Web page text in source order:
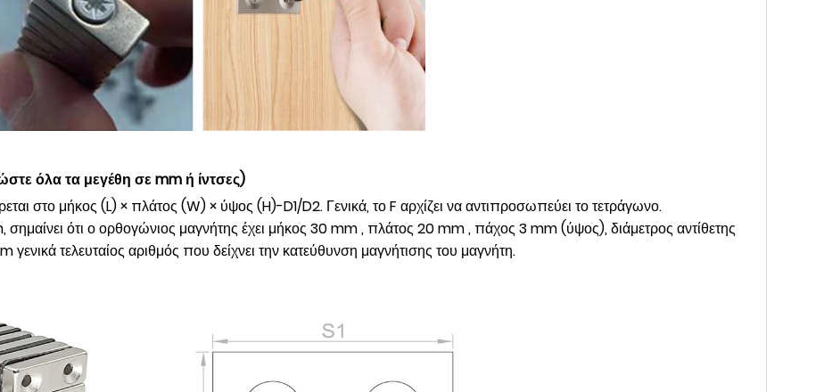
όλα τα μεγέθη σε mm ή ίντσες)
στο μήκος (L) × πλάτος (W) × ύψος (H)-D1/D2. Γενικά, το F αρχίζει να αντιπροσωπεύει το τετράγωνο.
ότι ο ορθογώνιος μαγνήτης έχει μήκος 30 mm , πλάτος 20 mm , πάχος 3 mm (ύψος), διάμετρος αντίθετης
τελευταίος αριθμός που δείχνει την κατεύθυνση μαγνήτισης του μαγνήτη.